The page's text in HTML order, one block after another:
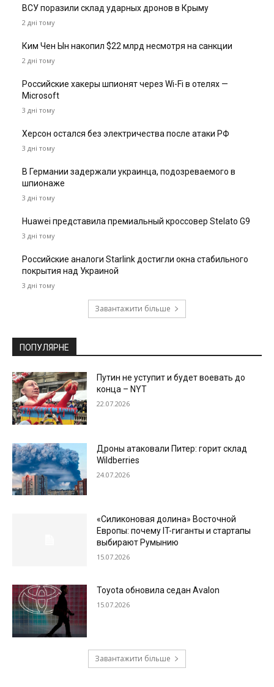
ВСУ поразили склад ударных дронов в Крыму
2 дні тому
Ким Чен Ын накопил $22 млрд несмотря на санкции
2 дні тому
Российские хакеры шпионят через Wi-Fi в отелях —
Microsoft
3 дні тому
Херсон остался без электричества после атаки РФ
3 дні тому
В Германии задержали украинца, подозреваемого в
шпионаже
3 дні тому
Huawei представила премиальный кроссовер Stelato G9
3 дні тому
Российские аналоги Starlink достигли окна стабильного
покрытия над Украиной
3 дні тому
Завантажити більше
ПОПУЛЯРНЕ
Путин не уступит и будет воевать до
конца – NYT
22.07.2026
Дроны атаковали Питер: горит склад
Wildberries
24.07.2026
«Силиконовая долина» Восточной
Европы: почему IT-гиганты и стартапы
выбирают Румынию
15.07.2026
Toyota обновила седан Avalon
15.07.2026
Завантажити більше